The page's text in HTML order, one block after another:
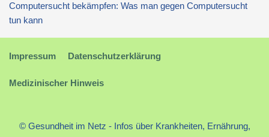
Computersucht bekämpfen: Was man gegen Computersucht
tun kann
Impressum Datenschutzerklärung
Medizinischer Hinweis
© Gesundheit im Netz - Infos über Krankheiten, Ernährung,